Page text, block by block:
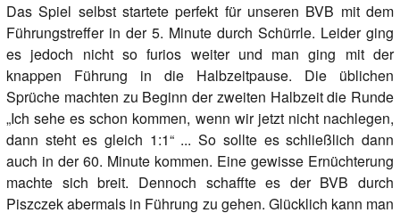
Das Spiel selbst startete perfekt für unseren BVB mit dem
Führungstreffer in der 5. Minute durch Schürrle. Leider ging
es jedoch nicht so furios weiter und man ging mit der
knappen Führung in die Halbzeitpause. Die üblichen
Sprüche machten zu Beginn der zweiten Halbzeit die Runde
„Ich sehe es schon kommen, wenn wir jetzt nicht nachlegen,
dann steht es gleich 1:1“ ... So sollte es schließlich dann
auch in der 60. Minute kommen. Eine gewisse Ernüchterung
machte sich breit. Dennoch schaffte es der BVB durch
Piszczek abermals in Führung zu gehen. Glücklich kann man